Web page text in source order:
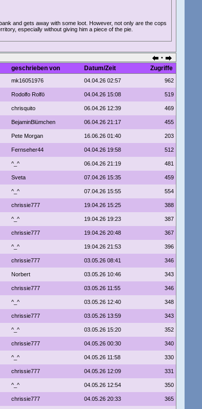
and gets away with some loot. However, not only are the cops
especially without giving him a piece of the pie.
•
geschrieben von Datum/Zeit Zugriffe
mk16051976 04.04.26 02:57 962
Rodolfo Rolfö 04.04.26 15:08 519
chrisquito 06.04.26 12:39 469
BejaminBlümchen 06.04.26 21:17 455
Pete Morgan 16.06.26 01:40 203
Fernseher44 04.04.26 19:58 512
^_^ 06.04.26 21:19 481
Sveta 07.04.26 15:35 459
^_^ 07.04.26 15:55 554
chrissie777 19.04.26 15:25 388
^_^ 19.04.26 19:23 387
chrissie777 19.04.26 20:48 367
^_^ 19.04.26 21:53 396
chrissie777 03.05.26 08:41 346
Norbert 03.05.26 10:46 343
chrissie777 03.05.26 11:55 346
^_^ 03.05.26 12:40 348
chrissie777 03.05.26 13:59 343
^_^ 03.05.26 15:20 352
chrissie777 04.05.26 00:30 340
^_^ 04.05.26 11:58 330
chrissie777 04.05.26 12:09 331
^_^ 04.05.26 12:54 350
chrissie777 04.05.26 20:33 365